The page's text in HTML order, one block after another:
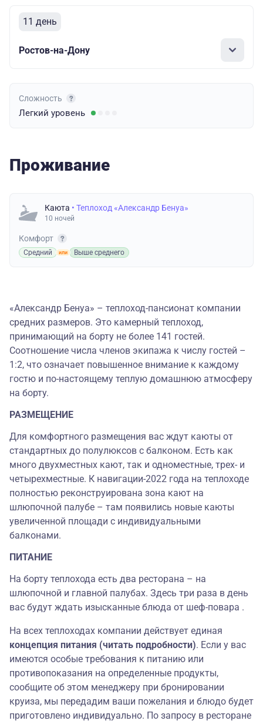
11 день
Ростов-на-Дону
Сложность
Легкий уровень
Проживание
Каюта • Теплоход «Александр Бенуа»
10 ночей
Комфорт
Средний Выше среднего
«Александр Бенуа» – теплоход-пансионат компании
средних размеров. Это камерный теплоход,
принимающий на борту не более 141 гостей.
Соотношение числа членов экипажа к числу гостей –
1:2, что означает повышенное внимание к каждому
гостю и по-настоящему теплую домашнюю атмосферу
на борту.
РАЗМЕЩЕНИЕ
Для комфортного размещения вас ждут каюты от
стандартных до полулюксов с балконом. Есть как
много двухместных кают, так и одноместные, трех- и
четырехместные. К навигации-2022 года на теплоходе
полностью реконструирована зона кают на
шлюпочной палубе – там появились новые каюты
увеличенной площади с индивидуальными
балконами.
ПИТАНИЕ
На борту теплохода есть два ресторана – на
шлюпочной и главной палубах. Здесь три раза в день
вас будут ждать изысканные блюда от шеф-повара .
На всех теплоходах компании действует единая
концепция питания (читать подробности). Если у вас
имеются особые требования к питанию или
противопоказания на определенные продукты,
сообщите об этом менеджеру при бронировании
круиза, мы передадим ваши пожелания и блюдо будет
приготовлено индивидуально. По запросу в ресторане